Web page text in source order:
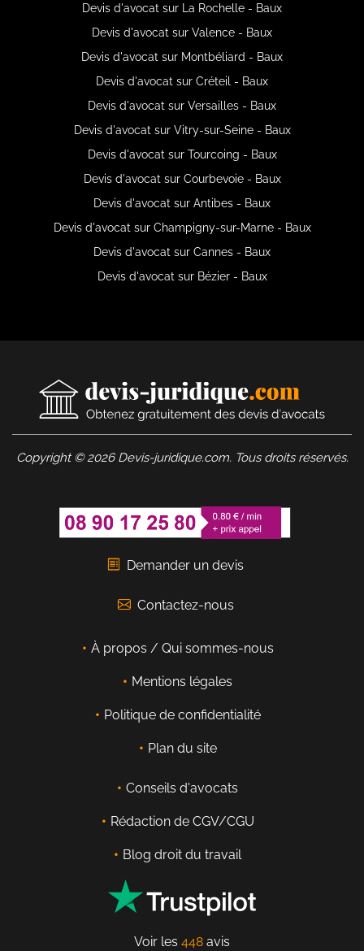
Devis d'avocat sur La Rochelle - Baux
Devis d'avocat sur Valence - Baux
Devis d'avocat sur Montbéliard - Baux
Devis d'avocat sur Créteil - Baux
Devis d'avocat sur Versailles - Baux
Devis d'avocat sur Vitry-sur-Seine - Baux
Devis d'avocat sur Tourcoing - Baux
Devis d'avocat sur Courbevoie - Baux
Devis d'avocat sur Antibes - Baux
Devis d'avocat sur Champigny-sur-Marne - Baux
Devis d'avocat sur Cannes - Baux
Devis d'avocat sur Bézier - Baux
Copyright © 2026 Devis-juridique.com. Tous droits réservés.
Demander un devis
Contactez-nous
À propos / Qui sommes-nous
Mentions légales
Politique de confidentialité
Plan du site
Conseils d'avocats
Rédaction de CGV/CGU
Blog droit du travail
Voir les 448 avis